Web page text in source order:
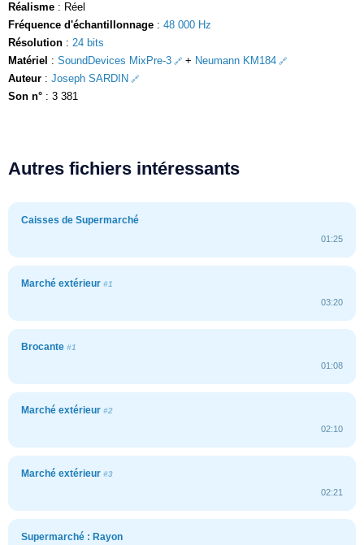
Réalisme : Réel
Fréquence d'échantillonnage : 48 000 Hz
Résolution : 24 bits
Matériel : SoundDevices MixPre-3 + Neumann KM184
Auteur : Joseph SARDIN
Son n° : 3 381
Autres fichiers intéressants
Caisses de Supermarché
01:25
Marché extérieur #1
03:20
Brocante #1
01:08
Marché extérieur #2
02:10
Marché extérieur #3
02:21
Supermarché : Rayon